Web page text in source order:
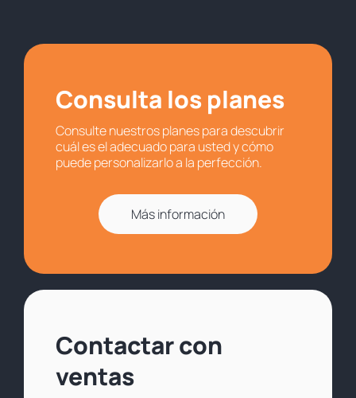
Consulta los planes
Consulte nuestros planes para descubrir
cuál es el adecuado para usted y cómo
puede personalizarlo a la perfección.
Más información
Contactar con
ventas